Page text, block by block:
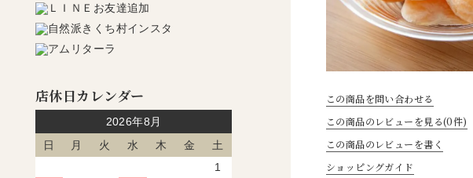
この商品を問い合わせる
この商品のレビューを見る(0件)
この商品のレビューを書く
ショッピングガイド
店休日カレンダー
2026年8月
日
月 火 水 木 金
土
1